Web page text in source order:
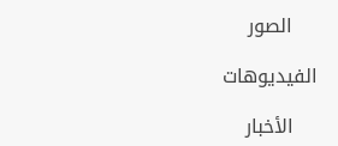
الصور
الفيديوهات
الأخبار